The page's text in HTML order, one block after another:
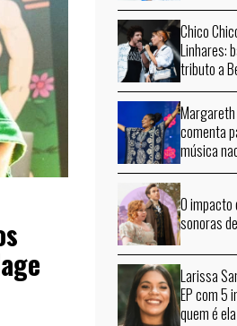
Chico
Linhares:
tributo a
comenta
música
O
sonoras
Larissa
EP com 5
quem é ela